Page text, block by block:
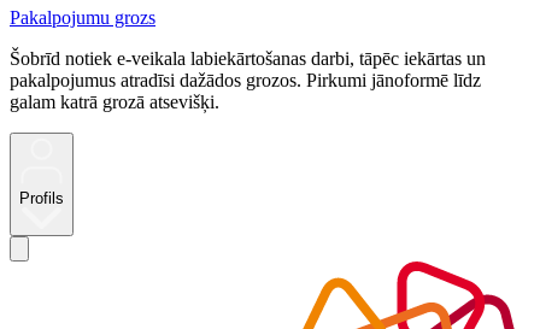
Pakalpojumu grozs
Šobrīd notiek e-veikala labiekārtošanas darbi, tāpēc iekārtas un
pakalpojumus atradīsi dažādos grozos. Pirkumi jānoformē līdz
galam katrā grozā atsevišķi.
Profils